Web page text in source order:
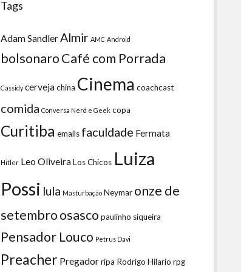
Tags
Adam Sandler Almir AMC Android
bolsonaroCafé com Porrada
Cassidy cervejachina Cinema coachcast
comida Conversa Nerd e Geek copa
Curitiba emails faculdade Fermata
Hitler Leo OliveiraLos Chicos Luiza
Possi lula Masturbação Neymar onze de
setembroosasco paulinho siqueira
Pensador Louco Petrus Davi
Preacher Pregadorripa Rodrigo Hilario rpg